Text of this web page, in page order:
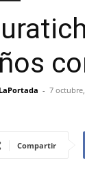
LaPortada - 7 octubre,
Compartir